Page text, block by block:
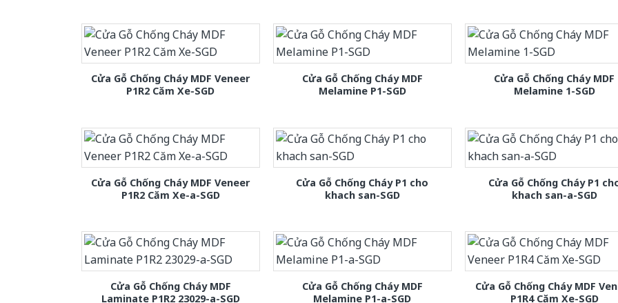
Cửa Gỗ Chống Cháy MDF Veneer
P1R2 Căm Xe-SGD
Cửa Gỗ Chống Cháy MDF
Melamine P1-SGD
Cửa Gỗ Chống Cháy MDF
Melamine 1-SGD
Cửa Gỗ Chống Cháy MDF Veneer
P1R2 Căm Xe-a-SGD
Cửa Gỗ Chống Cháy P1 cho
khach san-SGD
Cửa Gỗ Chống Cháy P1
khach san-a-SGD
Cửa Gỗ Chống Cháy MDF
Laminate P1R2 23029-a-SGD
Cửa Gỗ Chống Cháy MDF
Melamine P1-a-SGD
Cửa Gỗ Chống Cháy MDF
P1R4 Căm Xe-SGD